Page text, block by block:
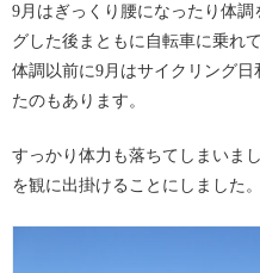
9月はぎっくり腰になったり体
グした後まともに自転車に乗れ
体調以前に9月はサイクリング
たのもあります。
すっかり体力も落ちてしまいま
を観に出掛けることにしました。